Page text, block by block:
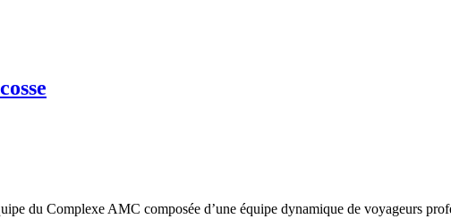
du Complexe AMC composée d’une équipe dynamique de voyageurs